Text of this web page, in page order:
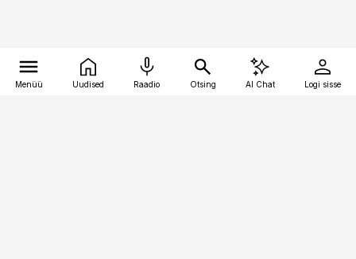
Menüü Uudised Raadio Otsing AI Chat Logi sisse